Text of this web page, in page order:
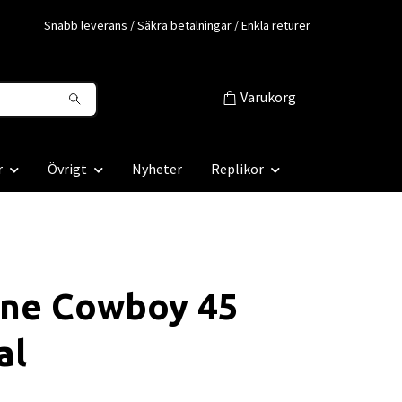
Snabb leverans / Säkra betalningar / Enkla returer
Varukorg
Övrigt Nyheter Replikor
Cowboy 45